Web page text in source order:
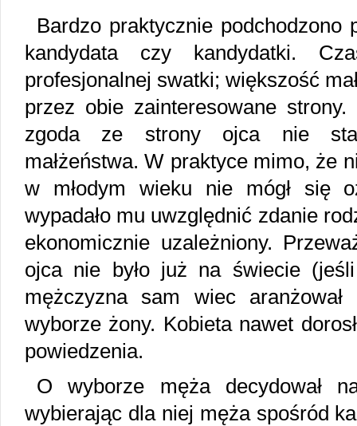
Bardzo praktycznie
kandydata czy kandydatki.
profesjonalnej swatki; większość
przez obie zainteresowane
zgoda ze strony ojca nie
małżeństwa. W praktyce mimo, że
w młodym wieku nie mógł się
wypadało mu uwzględnić zdanie
ekonomicznie uzależniony.
ojca nie było już na świecie
mężczyzna sam wiec aranżował
wyborze żony. Kobieta nawet
powiedzenia.
O wyborze męża decydował
wybierając dla niej męża spośród